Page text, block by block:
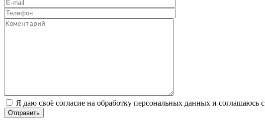
Я даю своё согласие на обработку персональных данных и соглашаюсь с